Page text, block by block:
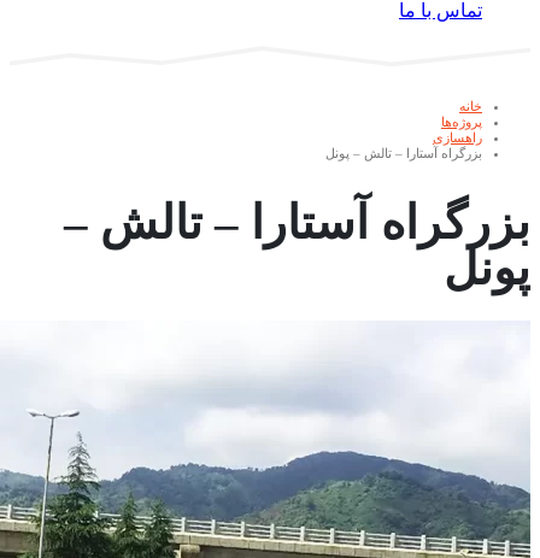
تماس با ما
خانه
پروژه‌ها
راهسازی
بزرگراه آستارا – تالش – پونل
بزرگراه آستارا – تالش –
پونل